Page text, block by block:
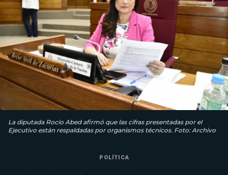
La diputada Rocío Abed afirmó que las cifras presentadas por el
Ejecutivo están respaldadas por organismos técnicos. Foto: Archivo
POLÍTICA